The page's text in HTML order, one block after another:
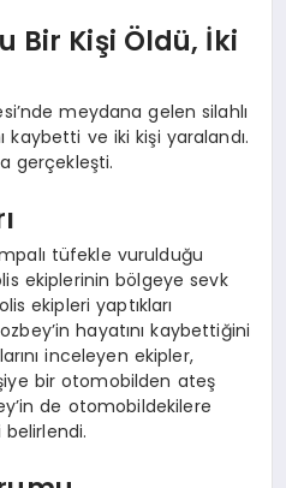
Bir Kişi Öldü, İki
meydana gelen silahlı
kaybetti ve iki kişi yaralandı.
gerçekleşti.
tüfekle vurulduğu
ekiplerinin bölgeye sevk
ekipleri yaptıkları
hayatını kaybettiğini
inceleyen ekipler,
bir otomobilden ateş
de otomobildekilere
belirlendi.